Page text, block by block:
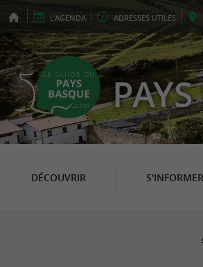
L'AGENDA ADRESSES UTILES
DÉCOUVRIR S'INFORMER